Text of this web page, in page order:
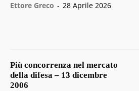
Ettore Greco - 28 Aprile 2026
Più concorrenza nel mercato
della difesa – 13 dicembre
2006